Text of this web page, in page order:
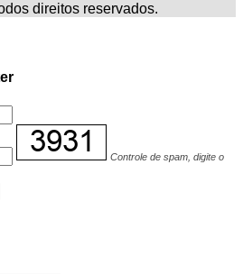
direitos reservados.
Controle de spam, digite o